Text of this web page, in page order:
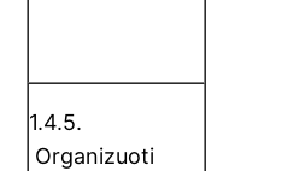
1.4.5.
Organizuoti